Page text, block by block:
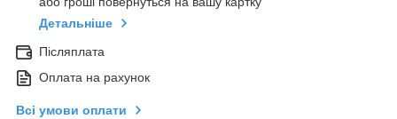
Детальніше
Післяплата
Оплата на рахунок
Всі умови оплати